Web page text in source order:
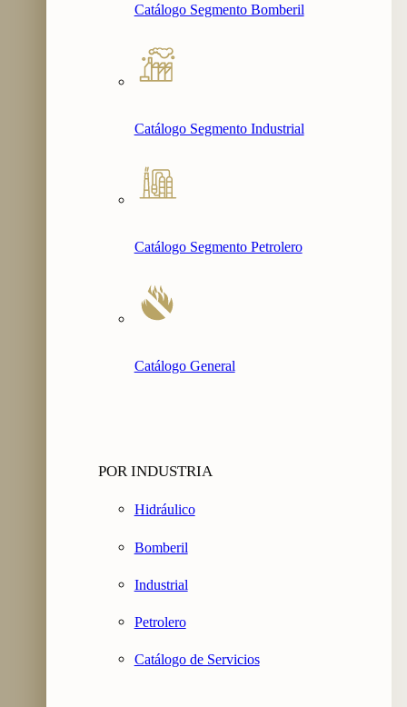
Catálogo Segmento Bomberil
Catálogo Segmento Industrial
Catálogo Segmento Petrolero
Catálogo General
POR INDUSTRIA
Hidráulico
Bomberil
Industrial
Petrolero
Catálogo de Servicios